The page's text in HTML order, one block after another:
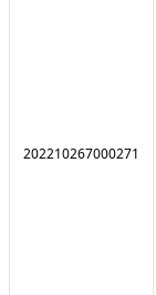
202210267000271